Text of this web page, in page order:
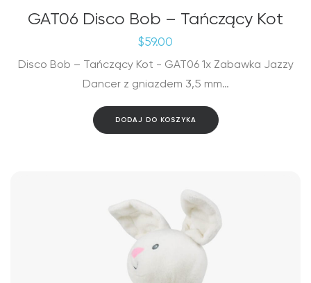
GAT06 Disco Bob – Tańczący Kot
$59.00
Disco Bob – Tańczący Kot - GAT06 1x Zabawka Jazzy
Dancer z gniazdem 3,5 mm…
DODAJ DO KOSZYKA